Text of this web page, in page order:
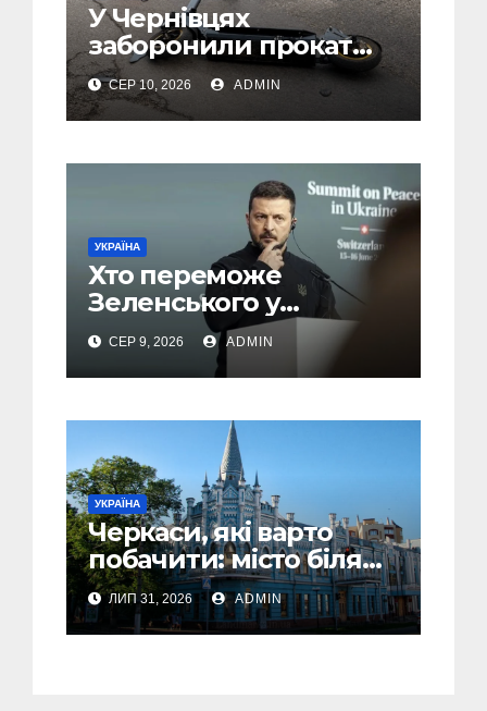
У Чернівцях
заборонили прокат
електросамокатів
через скарги жителів
СЕР 10, 2026 ADMIN
УКРАЇНА
Хто переможе
Зеленського у
другому турі виборів
президента України –
новий рейтинг SOCIS
СЕР 9, 2026 ADMIN
УКРАЇНА
Черкаси, які варто
побачити: місто біля
Дніпра, зелені парки
та місця з особливою
атмосферою
ЛИП 31, 2026 ADMIN